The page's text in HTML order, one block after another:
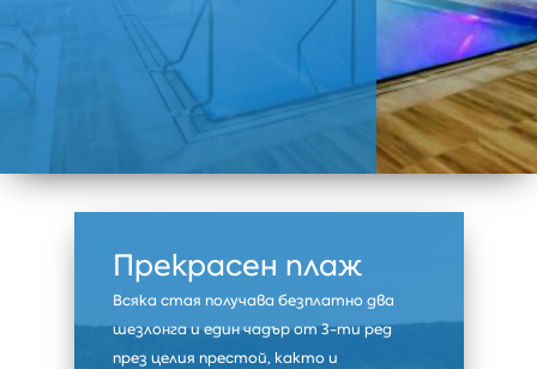
Прекрасен плаж
Всяка стая получава безплатно два
шезлонга и един чадър от 3-ти ред
през целия престой, както и